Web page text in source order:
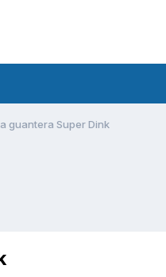
guantera Super Dink